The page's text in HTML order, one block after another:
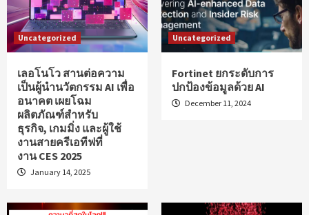
Uncategorized
เลอโนโว สานต่อความ
เป็นผู้นำนวัตกรรม AI เพื่อ
อนาคต เผยโฉม
ผลิตภัณฑ์สำหรับ
ธุรกิจ, เกมมิ่ง และผู้ใช้
งานสายครีเอทีฟที่
งาน CES 2025
January 14, 2025
Uncategorized
Fortinet ยกระดับการ
ปกป้องข้อมูลด้วย AI
December 11, 2024